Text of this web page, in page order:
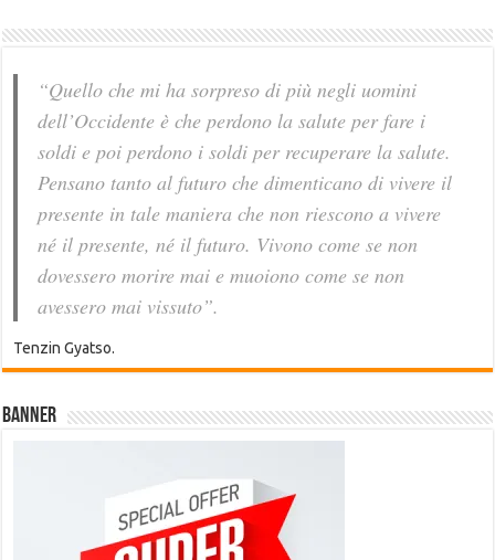
“Quello che mi ha sorpreso di più negli uomini
dell’Occidente è che perdono la salute per fare i
soldi e poi perdono i soldi per recuperare la salute.
Pensano tanto al futuro che dimenticano di vivere il
presente in tale maniera che non riescono a vivere
né il presente, né il futuro. Vivono come se non
dovessero morire mai e muoiono come se non
avessero mai vissuto”.
Tenzin Gyatso.
Banner